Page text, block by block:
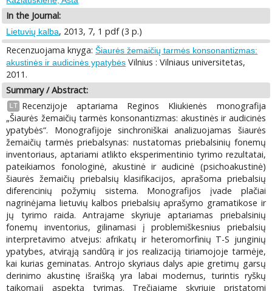
In the Journal:
Lietuvių kalba, 2013, 7, 1 pdf (3 p.)
Recenzuojama knyga:Šiaurės žemaičių tarmės konsonantizmas:
akustinės ir audicinės ypatybės Vilnius : Vilniaus universitetas,
2011.
Summary / Abstract:
LT
Recenzijoje aptariama Reginos Kliukienės monografija
„Šiaurės žemaičių tarmės konsonantizmas: akustinės ir audicinės
ypatybės“. Monografijoje sinchroniškai analizuojamas šiaurės
žemaičių tarmės priebalsynas: nustatomas priebalsinių fonemų
inventoriaus, aptariami atlikto eksperimentinio tyrimo rezultatai,
pateikiamos fonologinė, akustinė ir audicinė (psichoakustinė)
šiaurės žemaičių priebalsių klasifikacijos, aprašoma priebalsių
diferencinių požymių sistema. Monografijos įvade plačiai
nagrinėjama lietuvių kalbos priebalsių aprašymo gramatikose ir
jų tyrimo raida. Antrajame skyriuje aptariamas priebalsinių
fonemų inventorius, gilinamasi į problemiškesnius priebalsių
interpretavimo atvejus: afrikatų ir heteromorfinių T-S junginių
ypatybes, atvirąją sandūrą ir jos realizaciją tiriamojoje tarmėje,
kai kurias geminatas. Antrojo skyriaus dalys apie gretimų garsų
derinimo akustinę išraišką yra labai modernus, turintis ryškų
taikomąjį aspektą tyrimas. Trečiajame skyriuje pristatomi